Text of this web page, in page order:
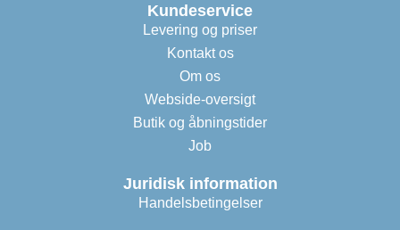
Kundeservice
Levering og priser
Kontakt os
Om os
Webside-oversigt
Butik og åbningstider
Job
Juridisk information
Handelsbetingelser